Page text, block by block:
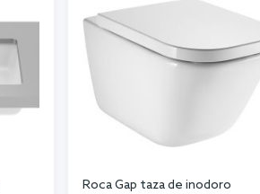
Roca Gap taza de inodoro